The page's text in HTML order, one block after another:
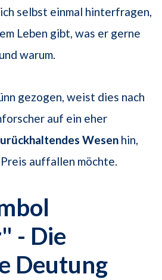
selbst einmal hinterfragen,
Leben gibt, was er gerne
warum.
gezogen, weist dies nach
auf ein eher
Wesen hin,
auffallen möchte.
- Die
Deutung